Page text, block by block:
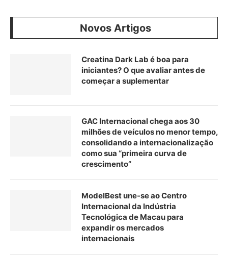
Novos Artigos
Creatina Dark Lab é boa para
iniciantes? O que avaliar antes de
começar a suplementar
GAC Internacional chega aos 30
milhões de veículos no menor tempo,
consolidando a internacionalização
como sua “primeira curva de
crescimento”
ModelBest une-se ao Centro
Internacional da Indústria
Tecnológica de Macau para
expandir os mercados
internacionais